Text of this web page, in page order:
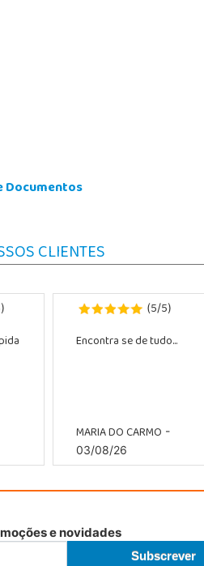
Documentos
CLIENTES
) (5/5)
Encontra se de tudo...
MARIA DO CARMO -
03/08/26
e novidades